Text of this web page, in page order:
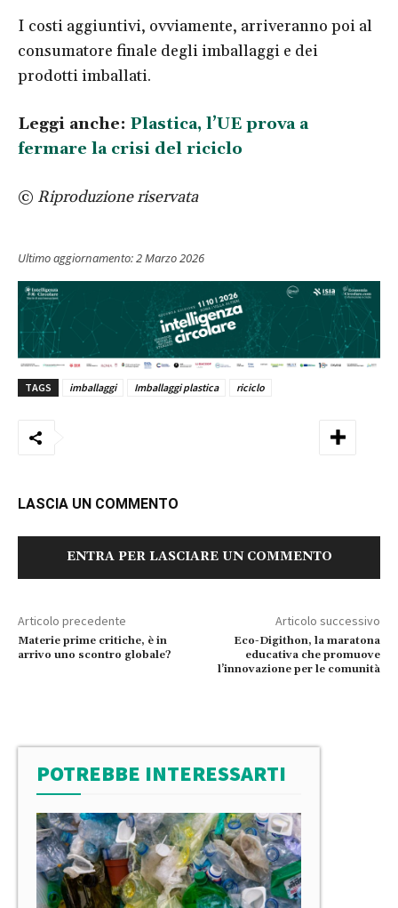
I costi aggiuntivi, ovviamente, arriveranno poi al
consumatore finale degli imballaggi e dei
prodotti imballati.
Leggi anche: Plastica, l’UE prova a
fermare la crisi del riciclo
© Riproduzione riservata
Ultimo aggiornamento:2 Marzo 2026
TAGS imballaggi Imballaggi plastica riciclo
LASCIA UN COMMENTO
ENTRA PER LASCIARE UN COMMENTO
Articolo precedente
Materie prime critiche, è in
arrivo uno scontro globale?
Articolo successivo
Eco-Digithon, la maratona
educativa che promuove
l’innovazione per le comunità
POTREBBE INTERESSARTI